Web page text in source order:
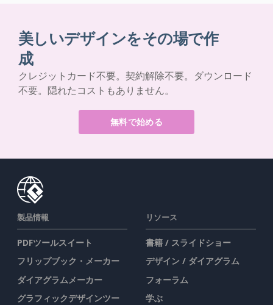
美しいデザインをその場で作
成
クレジットカード不要。契約解除不要。ダウンロード
不要。隠れたコストもありません。
無料で始める
製品情報
PDFツールスイート
フリップブック・メーカー
ダイアグラムメーカー
グラフィックデザインツー
リソース
書籍 / スライドショー
デザイン / ダイアグラム
フォーラム
学ぶ